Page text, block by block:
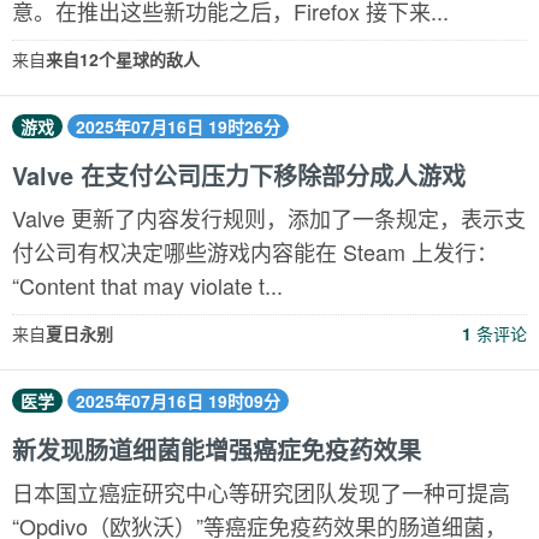
意。在推出这些新功能之后，Firefox 接下来...
来自来自12个星球的敌人
游戏 2025年07月16日 19时26分
Valve 在支付公司压力下移除部分成人游戏
Valve 更新了内容发行规则，添加了一条规定，表示支
付公司有权决定哪些游戏内容能在 Steam 上发行：
“Content that may violate t...
1 条评论
来自夏日永别
医学 2025年07月16日 19时09分
新发现肠道细菌能增强癌症免疫药效果
日本国立癌症研究中心等研究团队发现了一种可提高
“Opdivo（欧狄沃）”等癌症免疫药效果的肠道细菌，